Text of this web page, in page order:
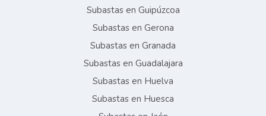
Subastas en Guipúzcoa
Subastas en Gerona
Subastas en Granada
Subastas en Guadalajara
Subastas en Huelva
Subastas en Huesca